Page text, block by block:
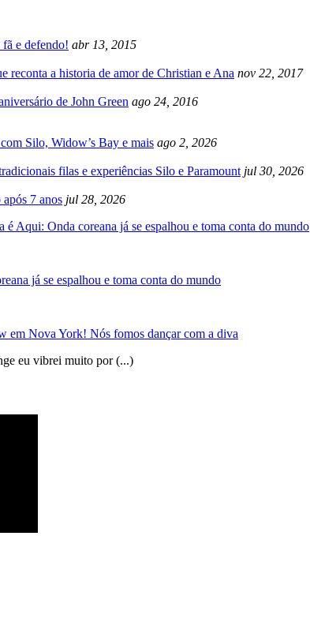
e defendo! abr 13, 2015
reconta a historia de amor de Christian e Ana nov 22, 2017
de John Green ago 24, 2016
Silo, Widow’s Bay e mais ago 2, 2026
filas e experiências Silo e Paramount jul 30, 2026
7 anos jul 28, 2026
é Aqui: Onda coreana já se espalhou e toma conta do mundo
já se espalhou e toma conta do mundo
em Nova York! Nós fomos dançar com a diva
eu vibrei muito por (...)